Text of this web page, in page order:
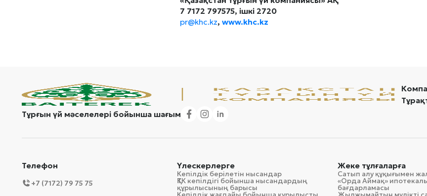
7 7172 797575, ішкі 2720
pr@khc.kz, www.khc.kz
Тұрғын үй мәселелері бойынша шағым
Телефон
+7 (7172) 79 75 75
Үлескерлерге
Кепілдік берілетін нысандар
ҚТК кепілдігі бойынша нысандардың
құрылысының барысы
Жеке тұлғаларға
Сатып алу құқығымен
«Орда Аймақ»
бағдарламасы